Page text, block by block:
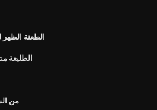
الطعنة الظهر
الطليعة
من